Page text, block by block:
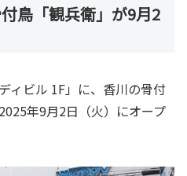
鳥「観兵衛」が9月2
ィビル 1F」に、香川の骨付
年9月2日（火）にオープ